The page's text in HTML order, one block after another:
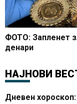
ФОТО: Запленет
денари
НАЈНОВИ
Дневен